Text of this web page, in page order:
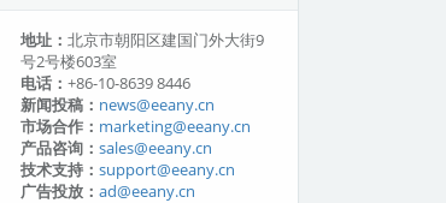
地址： 北京市朝阳区建国门外大街9
号2号楼603室
电话： +86-10-8639 8446
新闻投稿： news@eeany.cn
市场合作： marketing@eeany.cn
产品咨询： sales@eeany.cn
技术支持： support@eeany.cn
广告投放： ad@eeany.cn